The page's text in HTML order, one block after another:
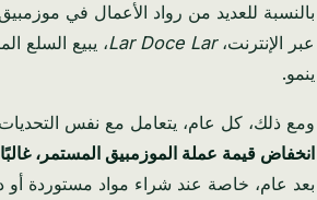
بالنسبة للعديد من رواد الأعمال في
عبر الإنترنت،Lar Doce Lar، يبيع السلع
ينمو.
ومع ذلك، كل عام، يتعامل مع نفس التحديات
انخفاض قيمة عملة الموزمبيق المستمر، غالبًا بنسبة 10% إلى
بعد عام، خاصة عند شراء مواد مستوردة أو